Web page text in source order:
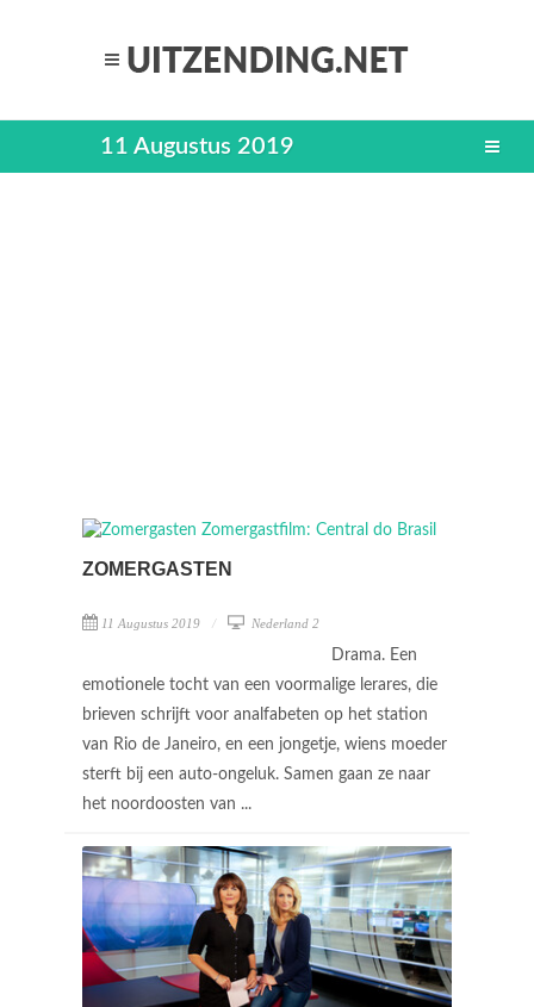
11 Augustus 2019
ZOMERGASTEN
11 Augustus 2019 Nederland 2
Drama. Een
emotionele tocht van een voormalige lerares, die
brieven schrijft voor analfabeten op het station
van Rio de Janeiro, en een jongetje, wiens moeder
sterft bij een auto-ongeluk. Samen gaan ze naar
het noordoosten van ...